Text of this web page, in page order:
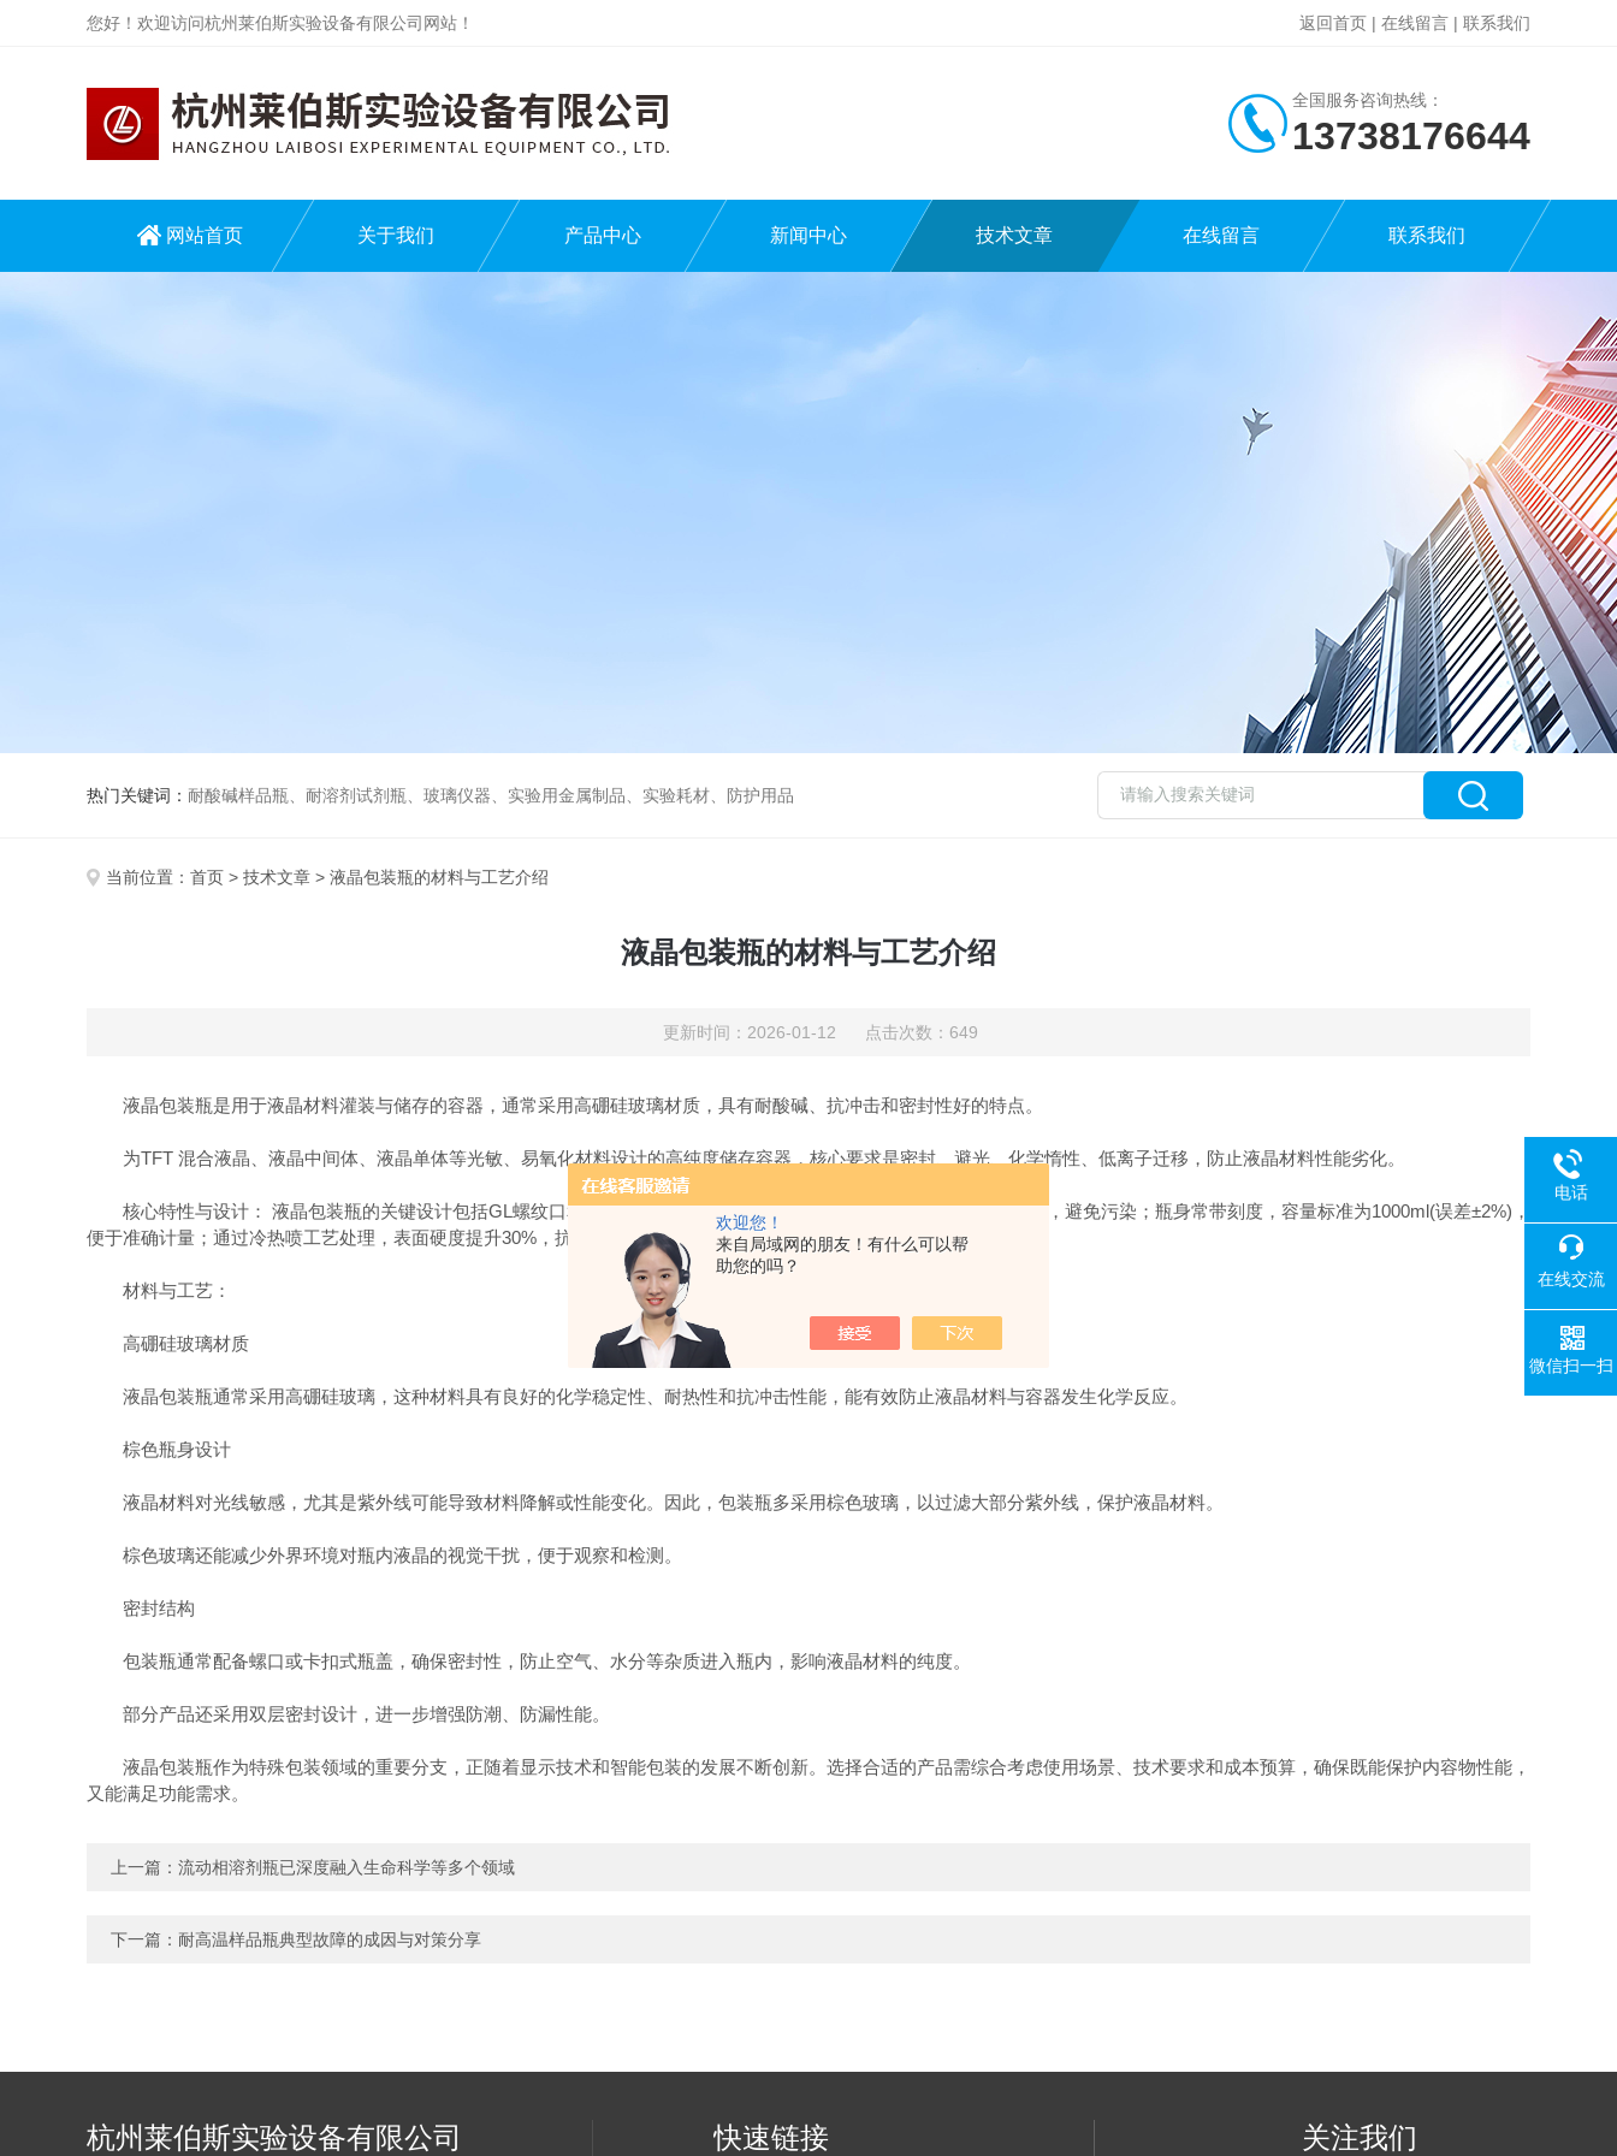
欢迎您！
来自局域网的朋友！有什么可以帮
助您的吗？
您好！欢迎访问杭州莱伯斯实验设备有限公司网站！ 返回首页 | 在线留言 | 联系我们
全国服务咨询热线：
13738176644
网站首页 关于我们 产品中心 新闻中心 技术文章 在线留言 联系我们
热门关键词： 耐酸碱样品瓶、耐溶剂试剂瓶、玻璃仪器、实验用金属制品、实验耗材、防护用品
当前位置： 首页 > 技术文章 > 液晶包装瓶的材料与工艺介绍
液晶包装瓶的材料与工艺介绍
更新时间：2026-01-12 点击次数：649
液晶包装瓶是用于液晶材料灌装与储存的容器，通常采用高硼硅玻璃材质，具有耐酸碱、抗冲击和密封性好的特点。
为TFT 混合液晶、液晶中间体、液晶单体等光敏、易氧化材料设计的高纯度储存容器，核心要求是密封、避光、化学惰性、低离子迁移，防止液晶材料性能劣化。
‌核心特性与设计：‌ 液晶包装瓶的关键设计包括GL螺纹口和PTFE覆膜胶塞，提供专业密封，耐强酸、强碱及有机溶剂，避免污染；瓶身常带刻度，容量标准为1000ml(误差±2%)，
便于准确计量；通过冷热喷工艺处理，表面硬度提升30%，抗冲击性能增强，确保运输安全。‌‌
材料与工艺：
高硼硅玻璃材质
液晶包装瓶通常采用高硼硅玻璃，这种材料具有良好的化学稳定性、耐热性和抗冲击性能，能有效防止液晶材料与容器发生化学反应。
棕色瓶身设计
液晶材料对光线敏感，尤其是紫外线可能导致材料降解或性能变化。因此，包装瓶多采用棕色玻璃，以过滤大部分紫外线，保护液晶材料。
棕色玻璃还能减少外界环境对瓶内液晶的视觉干扰，便于观察和检测。
密封结构
包装瓶通常配备螺口或卡扣式瓶盖，确保密封性，防止空气、水分等杂质进入瓶内，影响液晶材料的纯度。
部分产品还采用双层密封设计，进一步增强防潮、防漏性能。
液晶包装瓶作为特殊包装领域的重要分支，正随着显示技术和智能包装的发展不断创新。选择合适的产品需综合考虑使用场景、技术要求和成本预算，确保既能保护内容物性能，
又能满足功能需求。
上一篇： 流动相溶剂瓶已深度融入生命科学等多个领域
下一篇： 耐高温样品瓶典型故障的成因与对策分享
杭州莱伯斯实验设备有限公司 快速链接 关注我们
电话
在线交流
微信扫一扫